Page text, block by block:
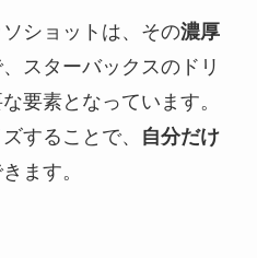
ショットは、その濃厚
、スターバックスのドリ
要素となっています。
することで、
自分だけ
ます。